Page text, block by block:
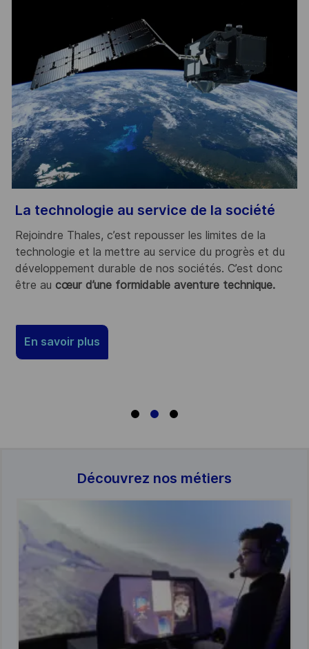
La technologie au service de la société
Rejoindre Thales, c’est repousser les limites de la
technologie et la mettre au service du progrès et du
développement durable de nos sociétés. C’est donc
être au cœur d’une formidable aventure technique.
En savoir plus
Découvrez nos métiers